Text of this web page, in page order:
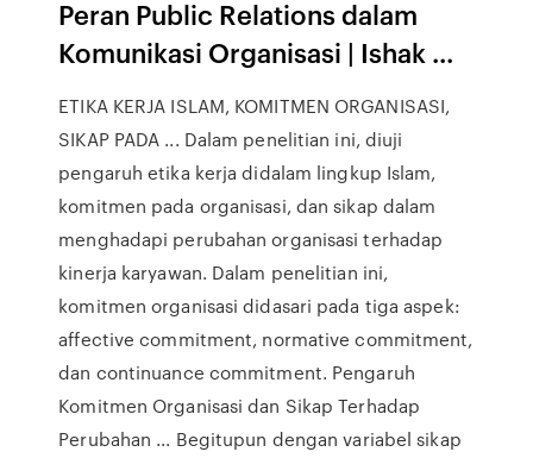
Peran Public Relations dalam
Komunikasi Organisasi | Ishak ...
ETIKA KERJA ISLAM, KOMITMEN ORGANISASI,
SIKAP PADA ... Dalam penelitian ini, diuji
pengaruh etika kerja didalam lingkup Islam,
komitmen pada organisasi, dan sikap dalam
menghadapi perubahan organisasi terhadap
kinerja karyawan. Dalam penelitian ini,
komitmen organisasi didasari pada tiga aspek:
affective commitment, normative commitment,
dan continuance commitment. Pengaruh
Komitmen Organisasi dan Sikap Terhadap
Perubahan ... Begitupun dengan variabel sikap